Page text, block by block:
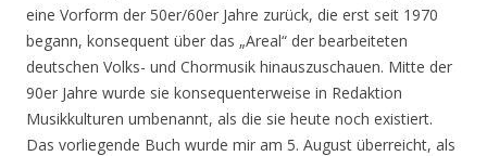
eine Vorform der 50er/60er Jahre zurück, die erst seit 1970
begann, konsequent über das „Areal“ der bearbeiteten
deutschen Volks- und Chormusik hinauszuschauen. Mitte der
90er Jahre wurde sie konsequenterweise in Redaktion
Musikkulturen umbenannt, als die sie heute noch existiert.
Das vorliegende Buch wurde mir am 5. August überreicht, als